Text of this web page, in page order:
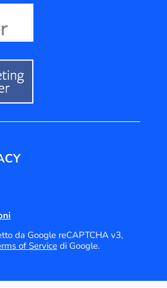
da Google reCAPTCHA v3,
of Servicedi Google.